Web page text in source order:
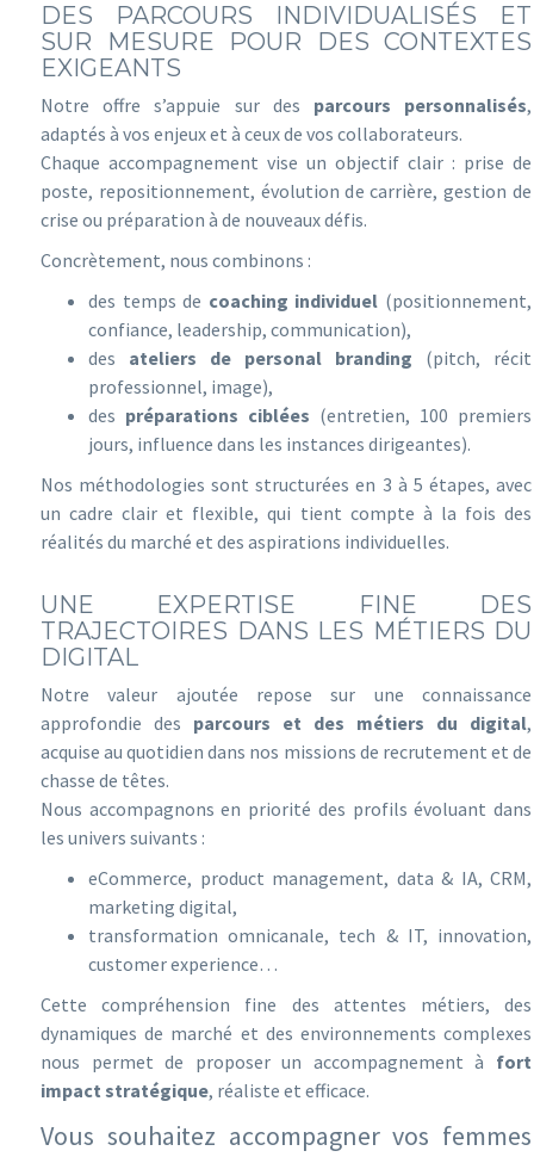
DES PARCOURS INDIVIDUALISÉS ET
SUR MESURE POUR DES CONTEXTES
EXIGEANTS
Notre offre s’appuie sur des parcours personnalisés,
adaptés à vos enjeux et à ceux de vos collaborateurs.
Chaque accompagnement vise un objectif clair : prise de
poste, repositionnement, évolution de carrière, gestion de
crise ou préparation à de nouveaux défis.
Concrètement, nous combinons :
des temps de coaching individuel (positionnement,
confiance, leadership, communication),
des ateliers de personal branding (pitch, récit
professionnel, image),
des préparations ciblées (entretien, 100 premiers
jours, influence dans les instances dirigeantes).
Nos méthodologies sont structurées en 3 à 5 étapes, avec
un cadre clair et flexible, qui tient compte à la fois des
réalités du marché et des aspirations individuelles.
UNE EXPERTISE FINE DES
TRAJECTOIRES DANS LES MÉTIERS DU
DIGITAL
Notre valeur ajoutée repose sur une connaissance
approfondie des parcours et des métiers du digital,
acquise au quotidien dans nos missions de recrutement et de
chasse de têtes.
Nous accompagnons en priorité des profils évoluant dans
les univers suivants :
eCommerce, product management, data & IA, CRM,
marketing digital,
transformation omnicanale, tech & IT, innovation,
customer experience…
Cette compréhension fine des attentes métiers, des
dynamiques de marché et des environnements complexes
nous permet de proposer un accompagnement à fort
impact stratégique, réaliste et efficace.
Vous souhaitez accompagner vos femmes